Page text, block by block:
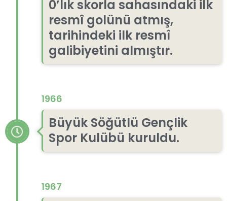
0’lık skorla sahasındaki ilk
resmî golünü atmış,
tarihindeki ilk resmî
galibiyetini almıştır.
1966
Büyük Söğütlü Gençlik
Spor Kulübü kuruldu.
1967